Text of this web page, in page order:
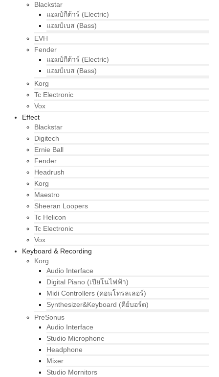
Blackstar
แอมป์กีต้าร์ (Electric)
แอมป์เบส (Bass)
EVH
Fender
แอมป์กีต้าร์ (Electric)
แอมป์เบส (Bass)
Korg
Tc Electronic
Vox
Effect
Blackstar
Digitech
Ernie Ball
Fender
Headrush
Korg
Maestro
Sheeran Loopers
Tc Helicon
Tc Electronic
Vox
Keyboard & Recording
Korg
Audio Interface
Digital Piano (เปียโนไฟฟ้า)
Midi Controllers (คอนโทรลเลอร์)
Synthesizer&Keyboard (คีย์บอร์ด)
PreSonus
Audio Interface
Studio Microphone
Headphone
Mixer
Studio Mornitors